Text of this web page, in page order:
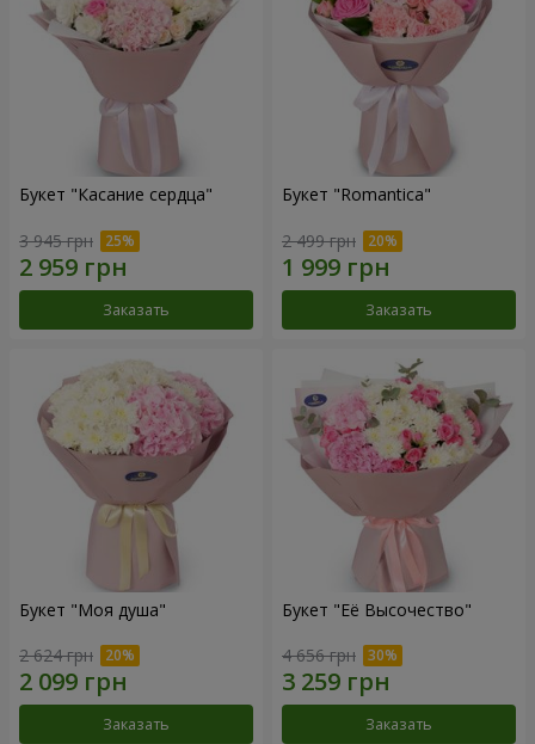
Букет "Касание сердца"
3 945 грн
Заказать
Букет "Romantica"
2 499 грн
Заказать
Букет "Моя душа"
2 624 грн
Заказать
Букет "Её Высочество"
4 656 грн
Заказать